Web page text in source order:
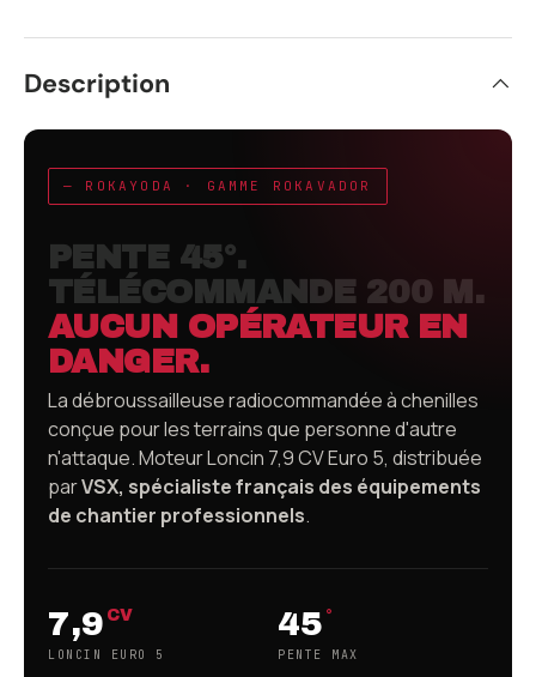
Description
— ROKAYODA · GAMME ROKAVADOR
PENTE 45°.
TÉLÉCOMMANDE 200 M.
AUCUN OPÉRATEUR EN
DANGER.
La débroussailleuse radiocommandée à chenilles
conçue pour les terrains que personne d'autre
n'attaque. Moteur Loncin 7,9 CV Euro 5, distribuée
parVSX, spécialiste français des équipements
de chantier professionnels.
7,9 CV
LONCIN EURO 5
45 °
PENTE MAX